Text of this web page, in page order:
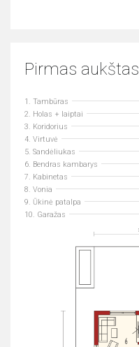
Pirmas aukštas
1. Tambūras
2. Holas + laiptai
3. Koridorius
4. Virtuvė
5. Sandėliukas
6. Bendras kambarys
7. Kabinetas
8. Vonia
9. Ūkinė patalpa
10. Garažas